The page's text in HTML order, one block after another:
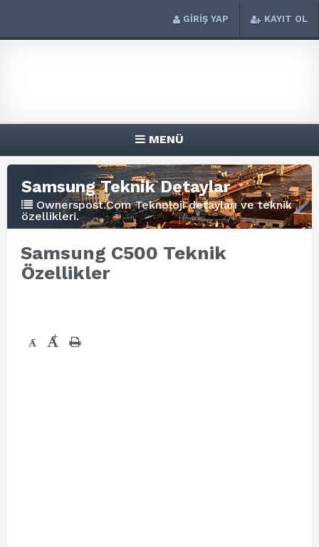
GİRİŞ YAP KAYIT OL
MENÜ
Samsung Teknik Detaylar
Ownerspost.Com Teknoloji detayları ve teknik
özellikleri.
Samsung C500 Teknik
Özellikler
- +